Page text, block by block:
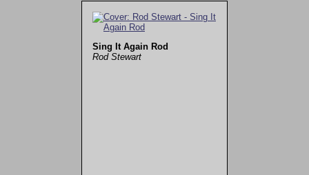
Sing It Again Rod
Rod Stewart